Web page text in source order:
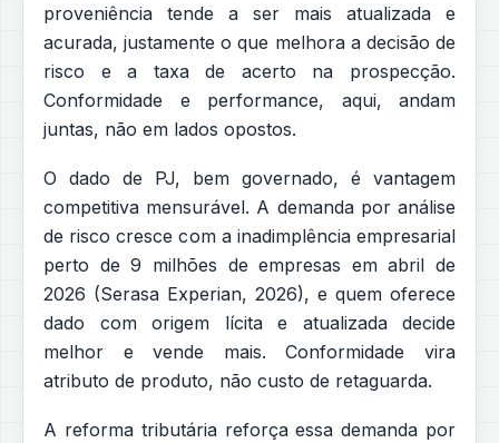
proveniência tende a ser mais atualizada e
acurada, justamente o que melhora a decisão de
risco e a taxa de acerto na prospecção.
Conformidade e performance, aqui, andam
juntas, não em lados opostos.
O dado de PJ, bem governado, é vantagem
competitiva mensurável. A demanda por análise
de risco cresce com a inadimplência empresarial
perto de 9 milhões de empresas em abril de
2026 (Serasa Experian, 2026), e quem oferece
dado com origem lícita e atualizada decide
melhor e vende mais. Conformidade vira
atributo de produto, não custo de retaguarda.
A reforma tributária reforça essa demanda por